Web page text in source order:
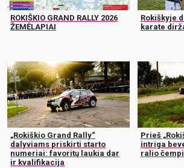
ROKIŠKIO GRAND RALLY 2026
ŽEMĖLAPIAI
Rokiškyje
karate
„Rokiškio Grand Rally“
dalyviams priskirti starto
numeriai: favoritų laukia dar
ir kvalifikacija
Prieš
intriga
ralio